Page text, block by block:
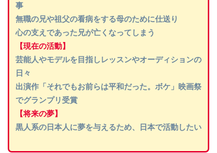
事
無職の兄や祖父の看病をする母のために仕送り
心の支えであった兄が亡くなってしまう
【現在の活動】
芸能人やモデルを目指しレッスンやオーディションの
日々
出演作「それでもお前らは平和だった。ボケ」映画祭
でグランプリ受賞
【将来の夢】
黒人系の日本人に夢を与えるため、日本で活動したい